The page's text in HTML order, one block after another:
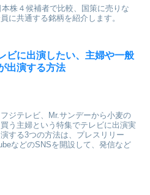
株４候補者で比較、国策に売りな
に共通する銘柄を紹介します。
ビに出演したい、主婦や一般
出演する方法
ジテレビ、Mr.サンデーから小麦の
う主婦という特集でテレビに出演実
する3つの方法は、プレスリリー
などのSNSを開設して、発信など